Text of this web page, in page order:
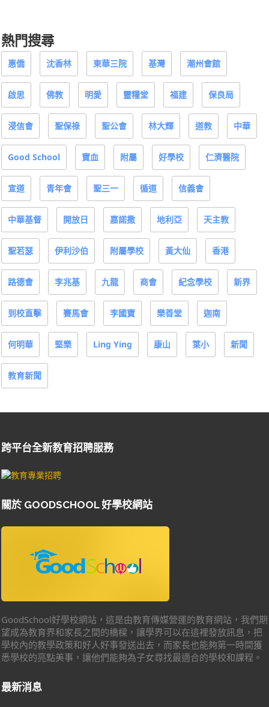
熱門搜尋
惠僑 沈香林 東華三院 基灣 潮州會館
啟思 佛教 明愛 靈糧堂 福建 保良局
浸信會 聖保祿 聖公會 林大輝 道教 中華
Good School 寶血 附屬 好學校 仁濟醫院
宣道 青年會 聖三一 循道 信義會
中華基督 開放日 嘉諾撒 地利亞 天主教
聖若瑟 伊利沙伯 附屬學校 黃大仙 香港
路德會 李兆基 九龍 商會 紀念學校 新界
到校直擊 賽馬會 李國寶 樂善堂 迦南
何明華 堅樂 Ling Ying 康山 葉小 新聞
教育新聞
跨平台全新教育招聘服務
關於 GOODSCHOOL 好學校網站
GoodSchool好學校網站，這是由教育傳媒營運的教育網站，我們期
望成為教育界和家長之間的橋樑，讓學界可以在這裡發放訊息，把
學校內的教學政策和好人好事發送出去，而家長也能夠第一時間獲
悉學校的亮點美事，讓他們能夠為子女尋找最適合的學校和課程。
最新消息